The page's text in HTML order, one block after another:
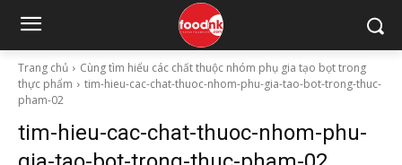
Trang chủ
Cùng tìm hiểu các chất thuộc nhóm phụ gia tạo bọt trong
thực phẩm
tim-hieu-cac-chat-thuoc-nhom-phu-gia-tao-bot-trong-thuc-
pham-02
tim-hieu-cac-chat-thuoc-nhom-phu-